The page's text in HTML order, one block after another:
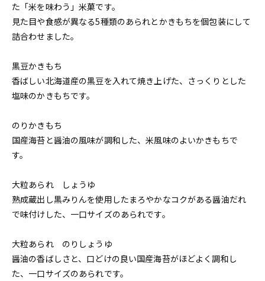
た「米を味わう」米菓です。
見た目や食感が異なる5種類のあられとかきもちを個包装にして
詰合わせました。
黒豆かきもち
香ばしい北海道産の黒豆を入れて焼き上げた、さっくりとした
塩味のかきもちです。
のりかきもち
国産海苔と醤油の風味が調和した、米風味のよいかきもちで
す。
大粒あられ しょうゆ
熟成蔵出し黒みりんを使用したまろやかなコクがある醤油だれ
で味付けした、一口サイズのあられです。
大粒あられ のりしょうゆ
醤油の香ばしさと、口どけの良い国産海苔がほどよく調和し
た、一口サイズのあられです。